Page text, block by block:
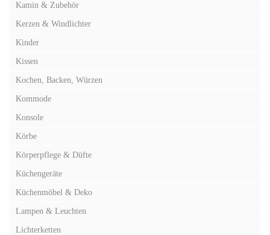
Kamin & Zubehör
Kerzen & Windlichter
Kinder
Kissen
Kochen, Backen, Würzen
Kommode
Konsole
Körbe
Körperpflege & Düfte
Küchengeräte
Küchenmöbel & Deko
Lampen & Leuchten
Lichterketten